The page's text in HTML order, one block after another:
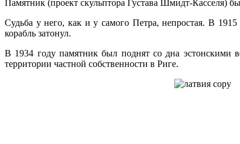
Памятник (проект скульптора Густава Шмидт-Касселя)
Судьба у него, как и у самого Петра, непростая. В
корабль затонул.
В 1934 году памятник был поднят со дна эстонскими
территории частной собственности в Риге.